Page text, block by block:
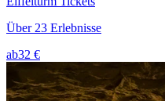
Über 23 Erlebnisse
ab32 €